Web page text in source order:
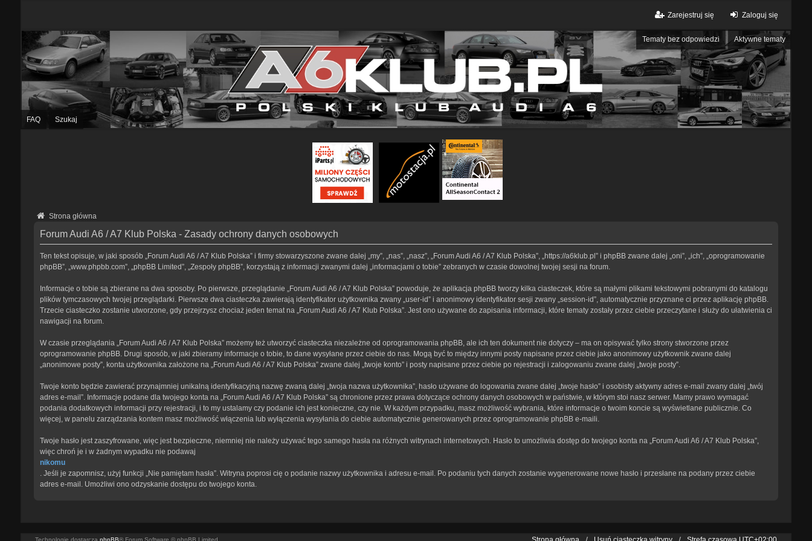
Zaloguj się
Zarejestruj się
Tematy bez odpowiedzi Aktywne tematy
FAQ Szukaj
Strona główna
Forum Audi A6 / A7 Klub Polska - Zasady ochrony danych osobowych
Ten tekst opisuje, w jaki sposób „Forum Audi A6 / A7 Klub Polska” i firmy stowarzyszone zwane dalej „my”, „nas”, „nasz”, „Forum Audi A6 / A7 Klub Polska”, „https://a6klub.pl” i phpBB zwane dalej „oni”, „ich”, „oprogramowanie
phpBB”, „www.phpbb.com”, „phpBB Limited”, „Zespoły phpBB”, korzystają z informacji zwanymi dalej „informacjami o tobie” zebranych w czasie dowolnej twojej sesji na forum.
Informacje o tobie są zbierane na dwa sposoby. Po pierwsze, przeglądanie „Forum Audi A6 / A7 Klub Polska” powoduje, że aplikacja phpBB tworzy kilka ciasteczek, które są małymi plikami tekstowymi pobranymi do katalogu
plików tymczasowych twojej przeglądarki. Pierwsze dwa ciasteczka zawierają identyfikator użytkownika zwany „user-id” i anonimowy identyfikator sesji zwany „session-id”, automatycznie przyznane ci przez aplikację phpBB.
Trzecie ciasteczko zostanie utworzone, gdy przejrzysz chociaż jeden temat na „Forum Audi A6 / A7 Klub Polska”. Jest ono używane do zapisania informacji, które tematy zostały przez ciebie przeczytane i służy do ułatwienia ci
nawigacji na forum.
W czasie przeglądania „Forum Audi A6 / A7 Klub Polska” możemy też utworzyć ciasteczka niezależne od oprogramowania phpBB, ale ich ten dokument nie dotyczy – ma on opisywać tylko strony stworzone przez
oprogramowanie phpBB. Drugi sposób, w jaki zbieramy informacje o tobie, to dane wysyłane przez ciebie do nas. Mogą być to między innymi posty napisane przez ciebie jako anonimowy użytkownik zwane dalej
„anonimowe posty”, konta użytkownika założone na „Forum Audi A6 / A7 Klub Polska” zwane dalej „twoje konto” i posty napisane przez ciebie po rejestracji i zalogowaniu zwane dalej „twoje posty”.
Twoje konto będzie zawierać przynajmniej unikalną identyfikacyjną nazwę zwaną dalej „twoja nazwa użytkownika”, hasło używane do logowania zwane dalej „twoje hasło” i osobisty aktywny adres e-mail zwany dalej „twój
adres e-mail”. Informacje podane dla twojego konta na „Forum Audi A6 / A7 Klub Polska” są chronione przez prawa dotyczące ochrony danych osobowych w państwie, w którym stoi nasz serwer. Mamy prawo wymagać
podania dodatkowych informacji przy rejestracji, i to my ustalamy czy podanie ich jest konieczne, czy nie. W każdym przypadku, masz możliwość wybrania, które informacje o twoim koncie są wyświetlane publicznie. Co
więcej, w panelu zarządzania kontem masz możliwość włączenia lub wyłączenia wysyłania do ciebie automatycznie generowanych przez oprogramowanie phpBB e-maili.
Twoje hasło jest zaszyfrowane, więc jest bezpieczne, niemniej nie należy używać tego samego hasła na różnych witrynach internetowych. Hasło to umożliwia dostęp do twojego konta na „Forum Audi A6 / A7 Klub Polska”,
więc chroń je i w żadnym wypadku nie podawaj
nikomu
. Jeśli je zapomnisz, użyj funkcji „Nie pamiętam hasła”. Witryna poprosi cię o podanie nazwy użytkownika i adresu e-mail. Po podaniu tych danych zostanie wygenerowane nowe hasło i przesłane na podany przez ciebie
adres e-mail. Umożliwi ono odzyskanie dostępu do twojego konta.